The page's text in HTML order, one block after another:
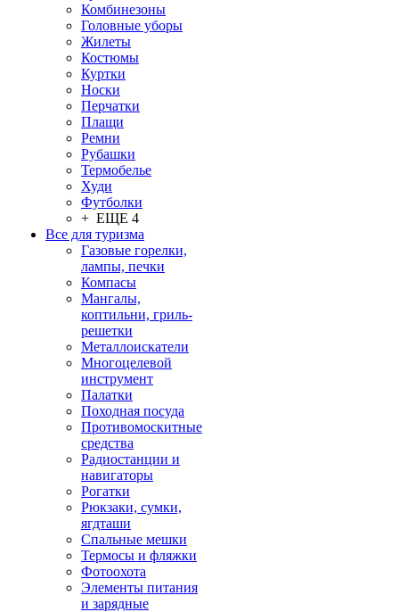
Комбинезоны
Головные уборы
Жилеты
Костюмы
Куртки
Носки
Перчатки
Плащи
Ремни
Рубашки
Термобелье
Худи
Футболки
+ ЕЩЕ 4
Все для туризма
Газовые горелки,
лампы, печки
Компасы
Мангалы,
коптильни, гриль-
решетки
Металлоискатели
Многоцелевой
инструмент
Палатки
Походная посуда
Противомоскитные
средства
Радиостанции и
навигаторы
Рогатки
Рюкзаки, сумки,
ягдташи
Спальные мешки
Термосы и фляжки
Фотоохота
Элементы питания
и зарядные